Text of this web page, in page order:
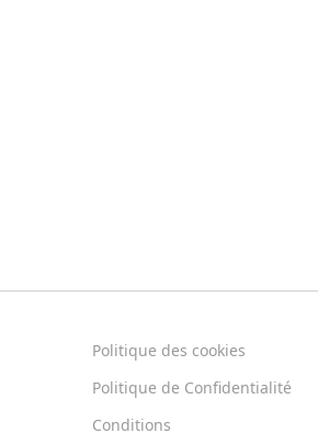
Politique des cookies
Politique de Confidentialité
Conditions